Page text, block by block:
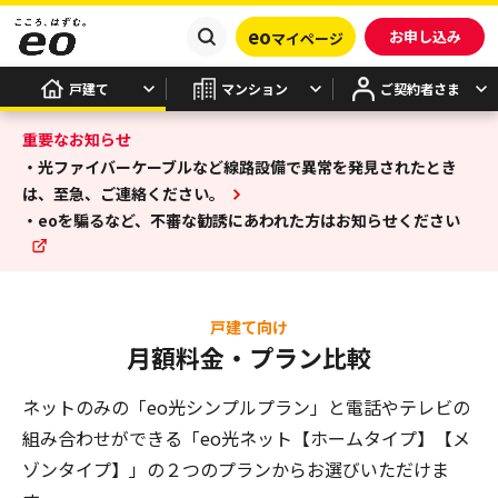
eoマイページ お申し込み
戸建て マンション ご契約者さま
重要なお知らせ
・光ファイバーケーブルなど線路設備で異常を発見されたとき
は、至急、ご連絡ください。
・eoを騙るなど、不審な勧誘にあわれた方はお知らせください
戸建て向け
月額料金・プラン比較
ネットのみの「eo光シンプルプラン」と電話やテレビの
組み合わせができる 「eo光ネット【ホームタイプ】【メ
ゾンタイプ】」の２つのプランからお選びいただけま